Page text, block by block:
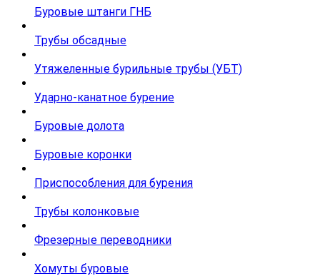
Буровые штанги ГНБ
Трубы обсадные
Утяжеленные бурильные трубы (УБТ)
Ударно-канатное бурение
Буровые долота
Буровые коронки
Приспособления для бурения
Трубы колонковые
Фрезерные переводники
Хомуты буровые